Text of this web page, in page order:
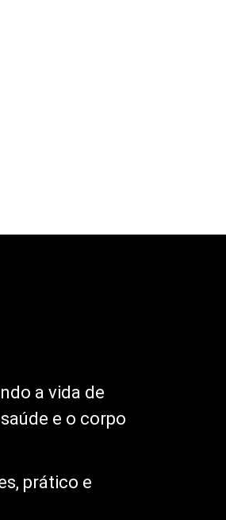
a vida de
e o corpo
prático e